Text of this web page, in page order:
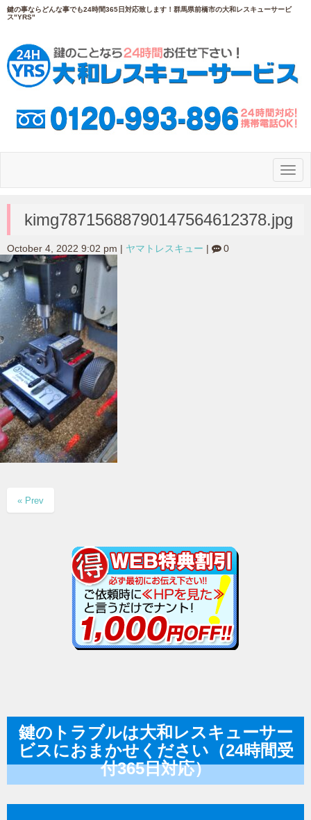
鍵の事ならどんな事でも24時間365日対応致します！群馬県前橋市の大和レスキューサービ
ス"YRS"
N
a
g
a
kimg78715688790147564612378.jpg
October 4, 2022 9:02 pm ヤマトレスキュー 0
« Prev
鍵のトラブルは大和レスキューサー
ビスにおまかせください（24時間受
付365日対応）